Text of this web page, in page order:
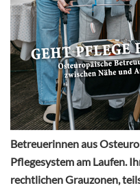
Betreuerinnen aus
Pflegesystem am Laufen.
rechtlichen Grauzonen,